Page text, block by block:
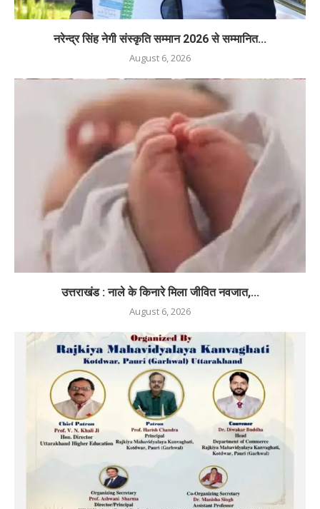
नरेन्द्र सिंह नेगी संस्कृति सम्मान 2026 से सम्मानित...
August 6, 2026
उत्तराखंड : नाले के किनारे मिला जीवित नवजात,...
August 6, 2026